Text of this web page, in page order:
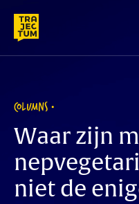
content
COLUMNS
Waar zijn
niet de